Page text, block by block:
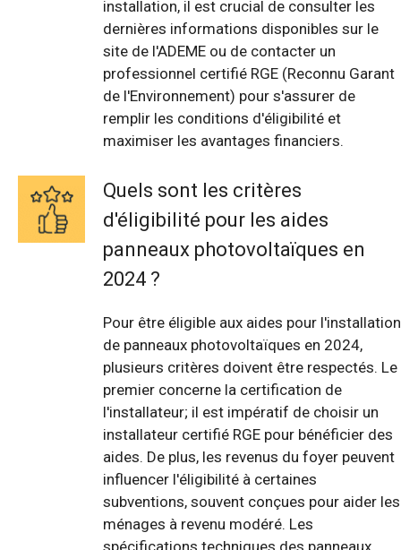
installation, il est crucial de consulter les
dernières informations disponibles sur le
site de l'ADEME ou de contacter un
professionnel certifié RGE (Reconnu Garant
de l'Environnement) pour s'assurer de
remplir les conditions d'éligibilité et
maximiser les avantages financiers.
Quels sont les critères
d'éligibilité pour les aides
panneaux photovoltaïques en
2024 ?
Pour être éligible aux aides pour l'installation
de panneaux photovoltaïques en 2024,
plusieurs critères doivent être respectés. Le
premier concerne la certification de
l'installateur; il est impératif de choisir un
installateur certifié RGE pour bénéficier des
aides. De plus, les revenus du foyer peuvent
influencer l'éligibilité à certaines
subventions, souvent conçues pour aider les
ménages à revenu modéré. Les
spécifications techniques des panneaux